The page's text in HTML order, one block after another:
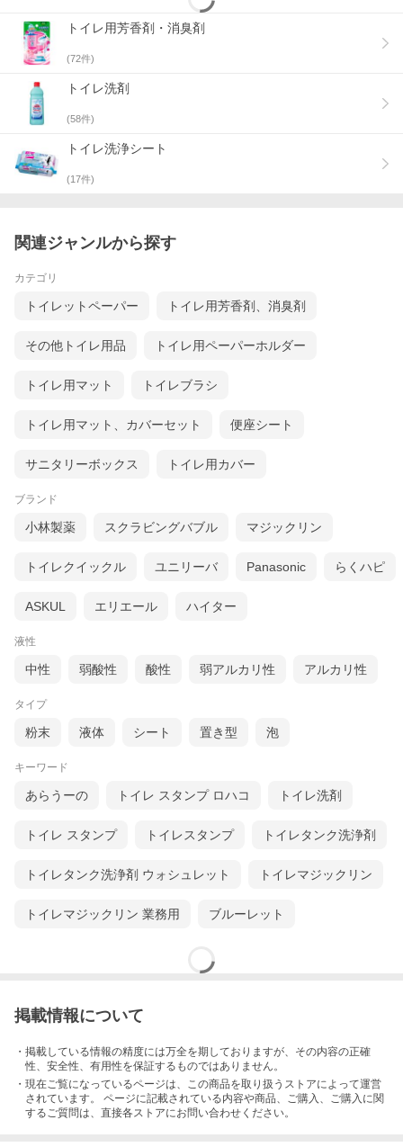
トイレ用芳香剤・消臭剤
(72件)
トイレ洗剤
(58件)
トイレ洗浄シート
(17件)
関連ジャンルから探す
カテゴリ
トイレットペーパー トイレ用芳香剤、消臭剤
その他トイレ用品 トイレ用ペーパーホルダー
トイレ用マット トイレブラシ
トイレ用マット、カバーセット 便座シート
サニタリーボックス トイレ用カバー
ブランド
小林製薬 スクラビングバブル マジックリン
トイレクイックル ユニリーバ Panasonic らくハピ
ASKUL エリエール ハイター
液性
中性 弱酸性 酸性 弱アルカリ性 アルカリ性
タイプ
粉末 液体 シート 置き型 泡
キーワード
あらうーの トイレ スタンプ ロハコ トイレ洗剤
トイレ スタンプ トイレスタンプ トイレタンク洗浄剤
トイレタンク洗浄剤 ウォシュレット トイレマジックリン
トイレマジックリン 業務用 ブルーレット
掲載情報について
・掲載している情報の精度には万全を期しておりますが、その内容の正確
性、安全性、有用性を保証するものではありません。
・現在ご覧になっているページは、この商品を取り扱うストアによって運営
されています。 ページに記載されている内容や商品、ご購入 、ご購入に関
するご質問は、直接各ストアにお問い合わせください。